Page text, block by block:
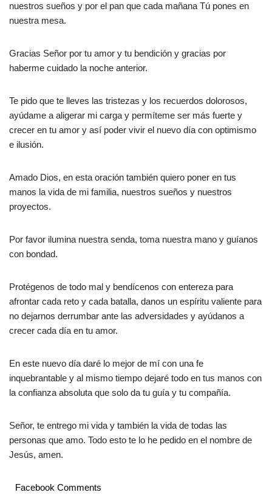
nuestros sueños y por el pan que cada mañana Tú pones en
nuestra mesa.
Gracias Señor por tu amor y tu bendición y gracias por
haberme cuidado la noche anterior.
Te pido que te lleves las tristezas y los recuerdos dolorosos,
ayúdame a aligerar mi carga y permíteme ser más fuerte y
crecer en tu amor y así poder vivir el nuevo día con optimismo
e ilusión.
Amado Dios, en esta oración también quiero poner en tus
manos la vida de mi familia, nuestros sueños y nuestros
proyectos.
Por favor ilumina nuestra senda, toma nuestra mano y guíanos
con bondad.
Protégenos de todo mal y bendícenos con entereza para
afrontar cada reto y cada batalla, danos un espíritu valiente para
no dejarnos derrumbar ante las adversidades y ayúdanos a
crecer cada día en tu amor.
En este nuevo día daré lo mejor de mí con una fe
inquebrantable y al mismo tiempo dejaré todo en tus manos con
la confianza absoluta que solo da tu guía y tu compañía.
Señor, te entrego mi vida y también la vida de todas las
personas que amo. Todo esto te lo he pedido en el nombre de
Jesús, amen.
Facebook Comments